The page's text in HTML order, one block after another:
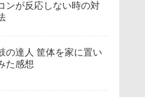
ンが反応しない時の対
の達人 筐体を家に置い
た感想